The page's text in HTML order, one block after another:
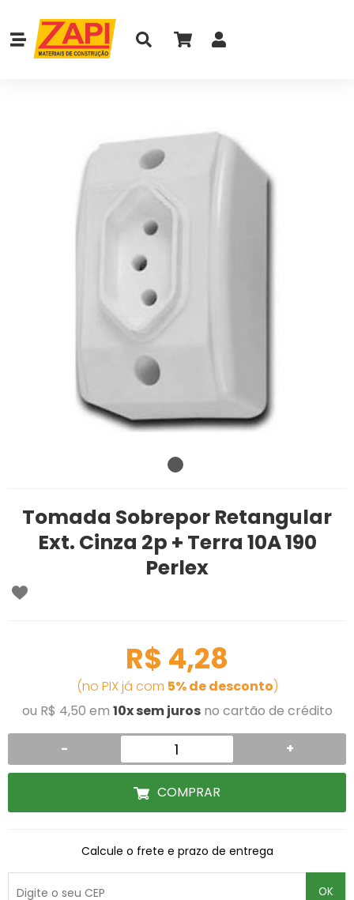
Tomada Sobrepor Retangular
Ext. Cinza 2p + Terra 10A 190
Perlex
R$ 4,28
(no PIX já com 5% de desconto)
ou R$ 4,50 em 10x sem jurosno cartão de crédito
- +
COMPRAR
Calcule o frete e prazo de entrega
OK